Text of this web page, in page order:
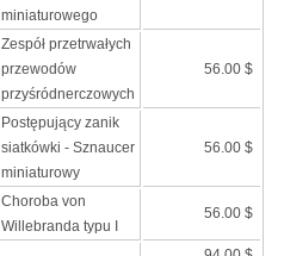
miniaturowego
Zespół przetrwałych
przewodów
przyśródnerczowych
56.00 $
Postępujący zanik
siatkówki - Sznaucer
miniaturowy
56.00 $
Choroba von
Willebranda typu I
56.00 $